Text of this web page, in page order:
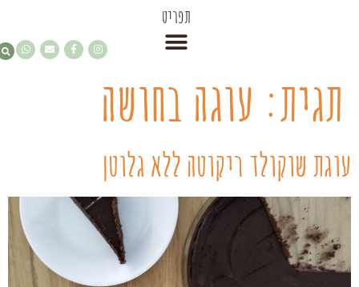
תפריט
תגית: עוגה בחושה
עוגת שוקולד ריקוטה ללא גלוטן